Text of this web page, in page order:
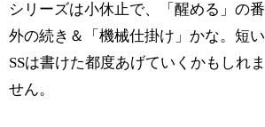
シリーズは小休止で、「醒める」の番
外の続き＆「機械仕掛け」かな。短い
SSは書けた都度あげていくかもしれま
せん。